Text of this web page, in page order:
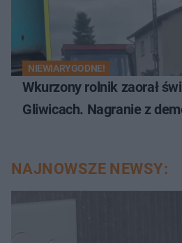
NIEWIARYGODNE!
Wkurzony rolnik zaorał
Gliwicach. Nagranie z
NAJNOWSZE NEWSY: